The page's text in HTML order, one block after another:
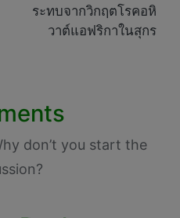
ระทบจากวิกฤตโรคอหิ
วาต์แอฟริกาในสุกร
don’t you start the